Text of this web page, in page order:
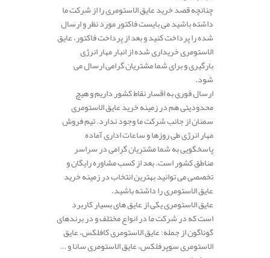
چنانچه قصد خرید عایق الاستومری را از شرکت ما
داشته باشید می بایست فاکتور مورد نظر و ارسال
شده را پرداخت کنید و بعد از پرداخت فاکتور، عایق
الاستومری خریداری شده از انبار مهار انرژی
بارگیری و برای شما مشتریان گرامی ارسال می
شود.
ارسال فوری به اقسار نقاط کشور داریم و هیچ
محدودیتی هم در زمینه خرید عایق الاستومری
سمنان از جانب شرکت ما وجود ندارد. تیم فروش
مهار انرژی طی روزها و ساعات اداری آماده
پاسخگویی به شما مشتریان گرامی در سراسر
مناطق کشور است. بعد از کسب مشاوره رایگان و
تخصصی می توانید بهترین انتخاب در زمینه خرید
عایق الاستومری را داشته باشید.
عایق الاستومری یکی از عایق های بسیار کاربرد
است که در شرکت ما در انواع مختلف و در برندهای
گوناگون از جمله: عایق الاستومری کافلکس، عایق
الاستومری سوپرفلکس، عایق الاستومری سانا و …